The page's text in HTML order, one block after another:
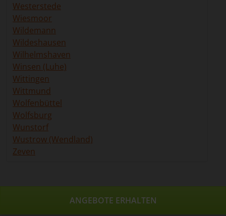
Westerstede
Wiesmoor
Wildemann
Wildeshausen
Wilhelmshaven
Winsen (Luhe)
Wittingen
Wittmund
Wolfenbüttel
Wolfsburg
Wunstorf
Wustrow (Wendland)
Zeven
ANGEBOTE ERHALTEN